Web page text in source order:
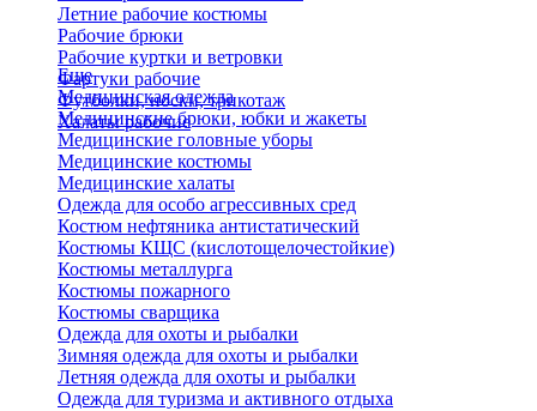
Летние рабочие костюмы
Рабочие брюки
Рабочие куртки и ветровки
Фартуки рабочие
Футболки, носки, трикотаж
Халаты рабочие
Еще
Медицинская одежда
Медицинские брюки, юбки и жакеты
Медицинские головные уборы
Медицинские костюмы
Медицинские халаты
Одежда для особо агрессивных сред
Костюм нефтяника антистатический
Костюмы КЩС (кислотощелочестойкие)
Костюмы металлурга
Костюмы пожарного
Костюмы сварщика
Одежда для охоты и рыбалки
Зимняя одежда для охоты и рыбалки
Летняя одежда для охоты и рыбалки
Одежда для туризма и активного отдыха